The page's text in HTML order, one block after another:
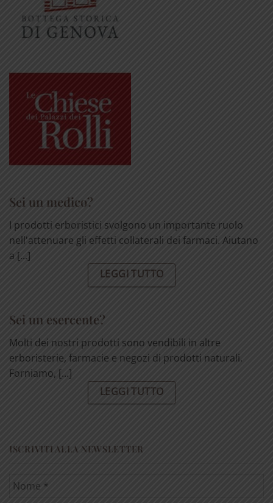
Sei un medico?
I prodotti erboristici svolgono un importante ruolo
nell'attenuare gli effetti collaterali dei farmaci. Aiutano
a [...]
LEGGI TUTTO
Sei un esercente?
Molti dei nostri prodotti sono vendibili in altre
erboristerie, farmacie e negozi di prodotti naturali.
Forniamo, [...]
LEGGI TUTTO
ISCRIVITI ALLA NEWSLETTER